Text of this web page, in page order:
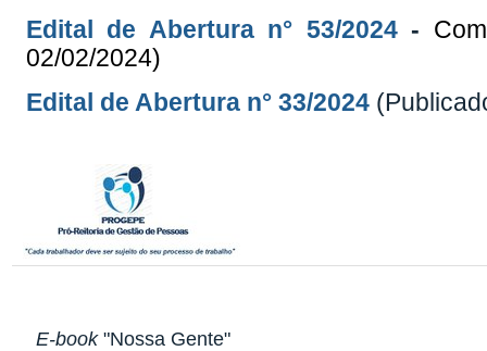
Edital de Abertura n° 53/2024 -
02/02/2024)
Edital de Abertura n° 33/2024
E-book"Nossa Gente"